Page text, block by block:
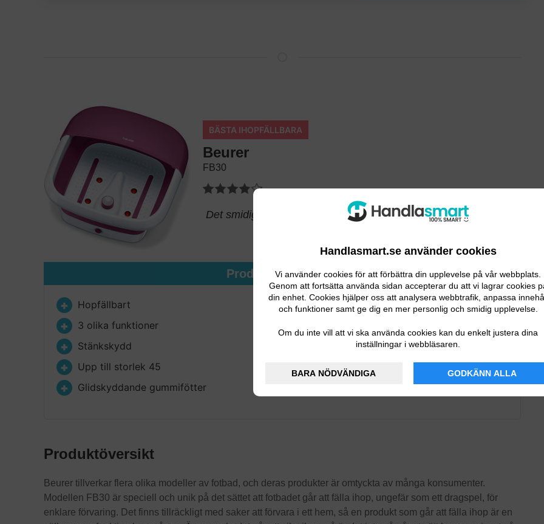
Handlasmart.se använder cookies
Vi använder cookies för att förbättra din upplevelse på vår webbplats.
Genom att fortsätta använda sidan accepterar du att vi lagrar cookies
din enhet. Cookies hjälper oss att analysera webbtrafik, anpassa
och funktioner samt ge dig en mer personlig och smidig upplevelse.
Om du inte vill att vi ska använda cookies kan du enkelt justera dina
inställningar i webbläsaren.
BARA NÖDVÄNDIGA GODKÄNN ALLA
BÄSTA IHOPFÄLLBARA
Beurer
FB30
Det smidiga fotbadet som går att fälla ihop.
Produktegenskaper
Hopfällbart
3 olika funktioner
Stänkskydd
Upp till storlek 45
Glidskyddande gummifötter
Produktöversikt
Beurer tillverkar flera olika modeller av fotbad, och deras produkter är omtyckta av många konsumenter.
Modellen FB30 är speciell och unik på det sättet att fotbadet går att fälla ihop, ungefär som ett dragspel, för
enklare förvaring. Det finns tillräckligt med saker att förvara i ett hem, så en produkt som går att fälla ihop är en